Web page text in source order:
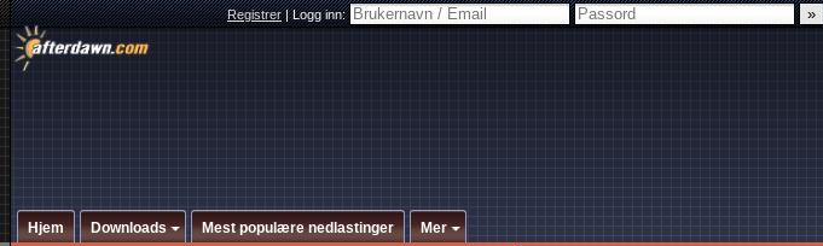
Registrer|Logg inn:
Hjem Downloads Mest populære nedlastinger Mer